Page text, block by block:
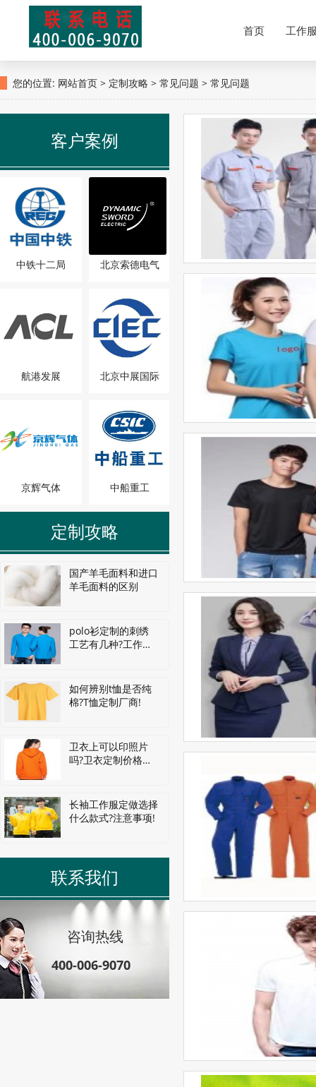
北京五洲之星服装有限公司专业从事高档西装、卫衣、冲锋衣、Polo衫、医用防护
首页 工作
您的位置: 网站首页 > 定制攻略 > 常见问题 > 常见问题
客户案例
中铁十二局 北京索德电气
航港发展 北京中展国际
京辉气体 中船重工
定制攻略
国产羊毛面料和进口
羊毛面料的区别
polo衫定制的刺绣
工艺有几种?工作服
如何辨别t恤是否纯
棉?T恤定制厂商!
卫衣上可以印照片
吗?卫衣定制价格是
长袖工作服定做选择
什么款式?注意事项!
联系我们
咨询热线
400-006-9070